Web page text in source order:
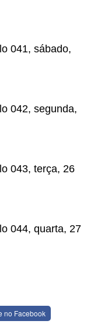
041, sábado,
042, segunda,
043, terça, 26
044, quarta, 27
no Facebook